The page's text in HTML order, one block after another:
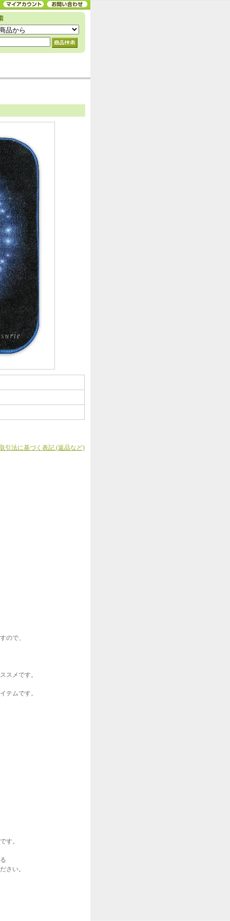
引法に基づく表記 (返品など)
ので、
スメです。
テムです。
す。
さい。